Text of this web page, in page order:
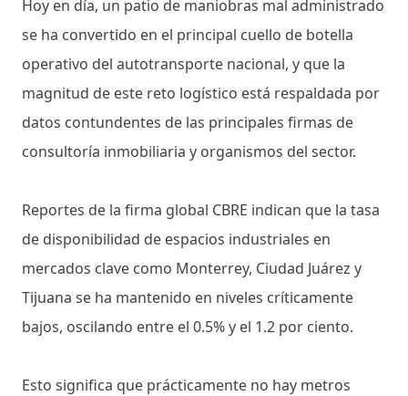
Hoy en día, un patio de maniobras mal administrado
se ha convertido en el principal cuello de botella
operativo del autotransporte nacional, y que la
magnitud de este reto logístico está respaldada por
datos contundentes de las principales firmas de
consultoría inmobiliaria y organismos del sector.
Reportes de la firma global CBRE indican que la tasa
de disponibilidad de espacios industriales en
mercados clave como Monterrey, Ciudad Juárez y
Tijuana se ha mantenido en niveles críticamente
bajos, oscilando entre el 0.5% y el 1.2 por ciento.
Esto significa que prácticamente no hay metros